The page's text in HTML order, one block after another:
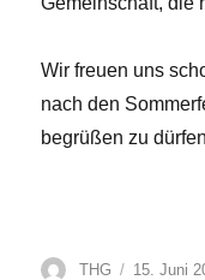
Wir freuen uns
nach den
begrüßen zu
Autor
THG 15. Juni